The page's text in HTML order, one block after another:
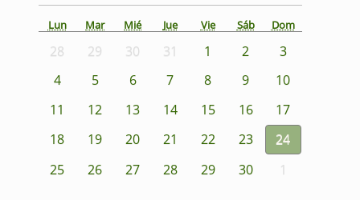
Lun Mar Mié Jue Vie Sáb Dom
28 29 30 31 1 2
3
4
5 6 7 8 9
10
11
12 13 14 15 16
17
18
19 20 21 22 23
24
25
26 27 28 29 30 1